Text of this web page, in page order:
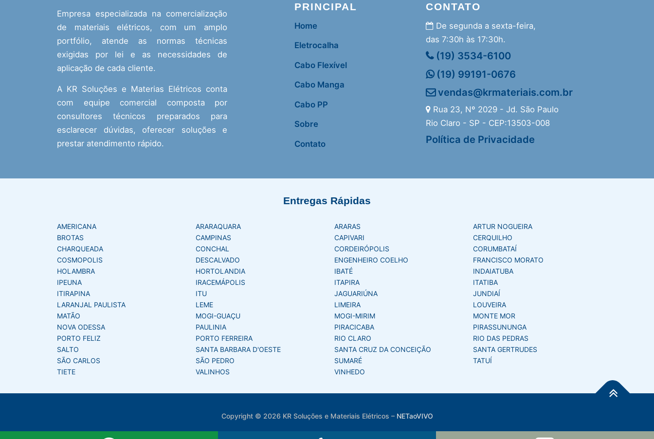
Empresa especializada na comercialização
de materiais elétricos, com um amplo
portfólio, atende as normas técnicas
exigidas por lei e as necessidades de
aplicação de cada cliente.
A KR Soluções e Materias Elétricos conta
com equipe comercial composta por
consultores técnicos preparados para
esclarecer dúvidas, oferecer soluções e
prestar atendimento rápido.
PRINCIPAL
Home
Eletrocalha
Cabo Flexível
Cabo Manga
Cabo PP
Sobre
Contato
CONTATO
De segunda a sexta-feira,
das 7:30h às 17:30h.
(19) 3534-6100
(19) 99191-0676
vendas@krmateriais.com.br
Rua 23, Nº 2029 - Jd. São Paulo
Rio Claro - SP - CEP:13503-008
Política de Privacidade
Entregas Rápidas
AMERICANA ARARAQUARA ARARAS
ARTUR NOGUEIRA
BROTAS
CAMPINAS CAPIVARI
CERQUILHO
CHARQUEADA
CONCHAL CORDEIRÓPOLIS
CORUMBATAÍ
COSMOPOLIS
DESCALVADO ENGENHEIRO COELHO
FRANCISCO MORATO
HOLAMBRA
HORTOLANDIA IBATÉ
INDAIATUBA
IPEUNA
IRACEMÁPOLIS ITAPIRA
ITATIBA
ITIRAPINA
ITU JAGUARIÚNA
JUNDIAÍ
LARANJAL PAULISTA
LEME LIMEIRA
LOUVEIRA
MATÃO
MOGI-GUAÇU MOGI-MIRIM
MONTE MOR
NOVA ODESSA
PAULINIA PIRACICABA
PIRASSUNUNGA
PORTO FELIZ
PORTO FERREIRA RIO CLARO
RIO DAS PEDRAS
SALTO
SANTA BARBARA D'OESTE SANTA CRUZ DA CONCEIÇÃO
SANTA GERTRUDES
SÃO CARLOS
SÃO PEDRO SUMARÉ
TATUÍ
TIETE
VALINHOS VINHEDO
Copyright © 2026 KR Soluções e Materiais Elétricos – NETaoVIVO